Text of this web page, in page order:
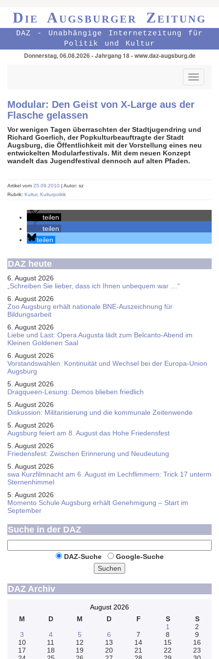
Die Augsburger Zeitung
DAZ - Unabhängige Internetzeitung für
Politik und Kultur
Donnerstag, 06.08.2026 - Jahrgang 18 - www.daz-augsburg.de
Toggle
Modular: Den Geist von X-Large aus der
Flasche gelassen
Vor wenigen Tagen überraschten der Stadtjugendring und
Richard Goerlich, der Popkulturbeauftragte der Stadt
Augsburg, die Öffentlichkeit mit der Vorstellung eines neu
entwickelten Modularfestivals. Mit dem neuen Konzept
wandelt das Jugendfestival dennoch auf alten Pfaden.
Artikel vom 25.09.2010 | Autor: sz
Rubrik: Kultur, Kulturpolitik
teilen
teilen
teilen
DAZ heute
6. August 2026
„Schreiben Sie lieber, dass ich Ihnen unbequem war …“
6. August 2026
Zoo Augsburg erhält nationale BNE-Auszeichnung für
Bildungsarbeit
6. August 2026
Liebe und Last: Opera Augusta lädt zum Belcanto-Abend im
Kleinen Goldenen Saal
6. August 2026
Vorstandswahlen: Kontinuität und Wechsel bei der Europa-Union
Augsburg
5. August 2026
Dragqueen-Lesung: Demos blieben friedlich
5. August 2026
Diskussion: Mi­li­ta­ri­sie­rung und die kommunale Zeitenwende
5. August 2026
Augsburg feiert am 8. August das Hohe Friedensfest
5. August 2026
Friedensfest: Zwischen Erinnerung und Neudeutung
5. August 2026
swa Kurz­film­nacht am 6. August im Lech­flim­mern: Trick 17 unterm
Sternen­himmel
5. August 2026
Momento Schule Augsburg erhält Genehmigung – Start im
September
Suche in der DAZ
DAZ-Suche
Google-Suche
Suchen
DAZ Archiv
August 2026
M
D M D F S
S
1
2
3
4 5 6 7 8
9
10
11 12 13 14 15
16
17
18 19 20 21 22
23